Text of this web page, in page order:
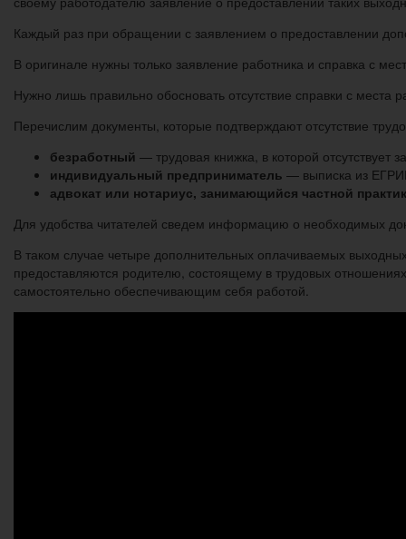
Каждый раз при обращении с заявлением о предоставлении
В оригинале нужны только заявление работника и справка с
Нужно лишь правильно обосновать отсутствие справки с места
Перечислим документы, которые подтверждают отсутствие
безработный — трудовая книжка, в которой отсутствует
индивидуальный предприниматель — выписка из
адвокат или нотариус, занимающийся частной
Для удобства читателей сведем информацию о необходимых
В таком случае четыре дополнительных оплачиваемых
предоставляются родителю, состоящему в трудовых
самостоятельно обеспечивающим себя работой.